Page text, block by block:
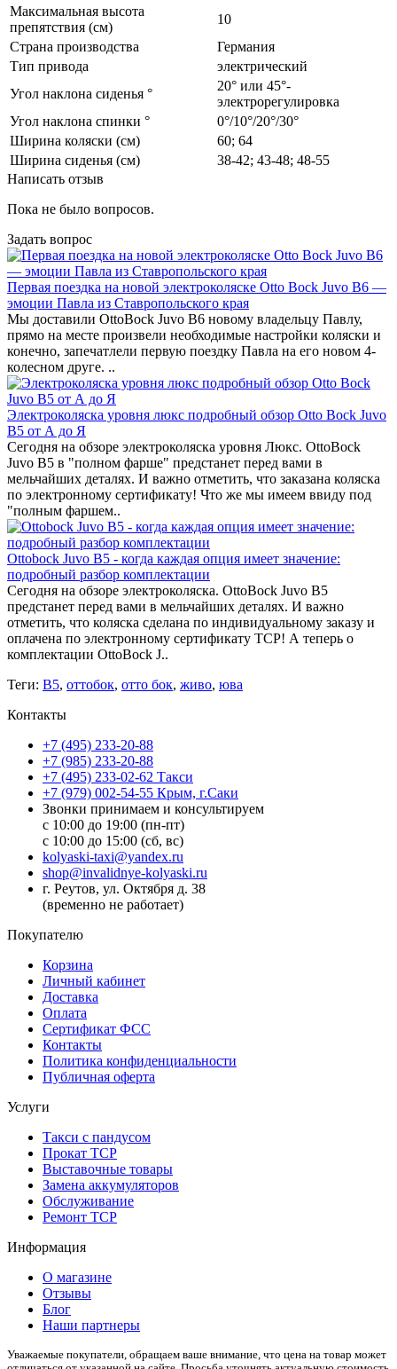
Максимальная высота
препятствия (см)
10
Страна производства
Германия
Тип привода
электрический
Угол наклона сиденья °
20° или 45°-
электрорегулировка
Угол наклона спинки °
0°/10°/20°/30°
Ширина коляски (см)
60; 64
Ширина сиденья (см)
38-42; 43-48; 48-55
Написать отзыв
Пока не было вопросов.
Задать вопрос
Первая поездка на новой электроколяске Otto Bock Juvo B6 —
эмоции Павла из Ставропольского края
Мы доставили OttoBock Juvo B6 новому владельцу Павлу,
прямо на месте произвели необходимые настройки коляски и
конечно, запечатлели первую поездку Павла на его новом 4-
колесном друге. ..
Электроколяска уровня люкс подробный обзор Otto Bock Juvo
B5 от А до Я
Сегодня на обзоре электроколяска уровня Люкс. OttoBock
Juvo B5 в "полном фарше" предстанет перед вами в
мельчайших деталях. И важно отметить, что заказана коляска
по электронному сертификату! Что же мы имеем ввиду под
"полным фаршем..
Ottobock Juvo B5 - когда каждая опция имеет значение:
подробный разбор комплектации
Сегодня на обзоре электроколяска. OttoBock Juvo B5
предстанет перед вами в мельчайших деталях. И важно
отметить, что коляска сделана по индивидуальному заказу и
оплачена по электронному сертификату ТСР! А теперь о
комплектации OttoBock J..
Теги: В5, оттобок, отто бок, живо, юва
Контакты
+7 (495) 233-20-88
+7 (985) 233-20-88
+7 (495) 233-02-62 Такси
+7 (979) 002-54-55 Крым, г.Саки
Звонки принимаем и консультируем
с 10:00 до 19:00 (пн-пт)
с 10:00 до 15:00 (сб, вс)
kolyaski-taxi@yandex.ru
shop@invalidnye-kolyaski.ru
г. Реутов, ул. Октября д. 38
(временно не работает)
Покупателю
Корзина
Личный кабинет
Доставка
Оплата
Сертификат ФСС
Контакты
Политика конфиденциальности
Публичная оферта
Услуги
Такси с пандусом
Прокат ТСР
Выставочные товары
Замена аккумуляторов
Обслуживание
Ремонт ТСР
Информация
О магазине
Отзывы
Блог
Наши партнеры
Уважаемые покупатели, обращаем ваше внимание, что цена на товар может